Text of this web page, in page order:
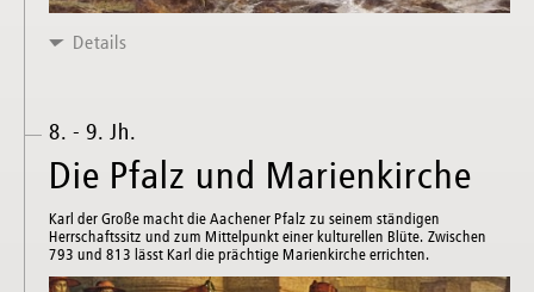
Details
8. - 9. Jh.
Die Pfalz und Marienkirche
Karl der Große macht die Aachener Pfalz zu seinem ständigen
Herrschaftssitz und zum Mittelpunkt einer kulturellen Blüte. Zwischen
793 und 813 lässt Karl die prächtige Marienkirche errichten.